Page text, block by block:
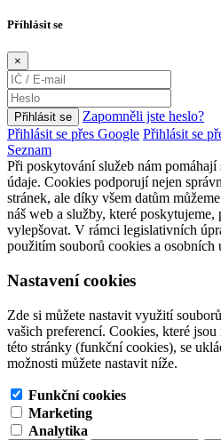
Příhlásit se
×
Přihlásit se
Zapomněli jste heslo?
Přihlásit se přes Google Přihlásit se
Seznam
Při poskytování služeb nám
údaje. Cookies podporují nejen
stránek, ale díky všem datům
náš web a služby, které poskytujeme,
vylepšovat. V rámci legislativních
použitím souborů cookies a osobních
Nastavení cookies
Zde si můžete nastavit využití
vašich preferencí. Cookies, které
této stránky (funkční cookies), se
možnosti můžete nastavit níže.
Funkční cookies
Marketing
Analytika